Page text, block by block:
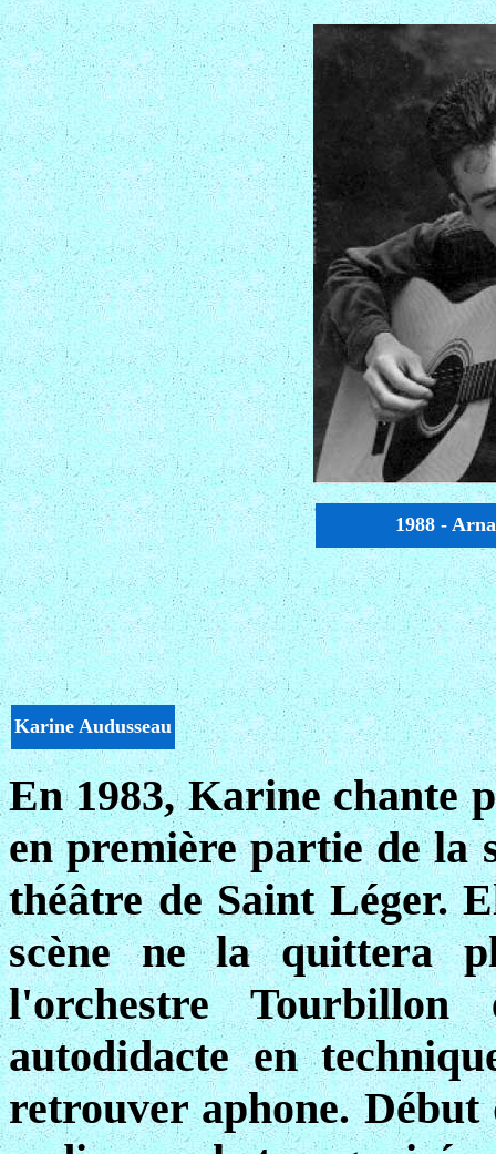
1988 -
Karine Audusseau
En 1983, Karine chante
en première partie de la
théâtre de Saint Léger.
scène ne la quittera
l'orchestre
autodidacte en
retrouver aphone. Début